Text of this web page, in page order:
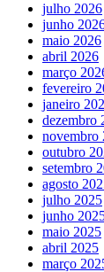
julho 2026
junho
maio 2026
abril 2026
março
fevereiro
janeiro
dezembro
novembro
outubro
setembro
agosto
julho 2025
junho
maio 2025
abril 2025
março